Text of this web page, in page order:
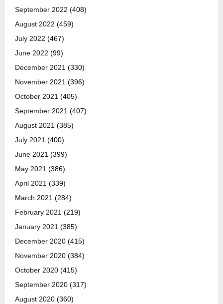
September 2022 (408)
August 2022 (459)
July 2022 (467)
June 2022 (99)
December 2021 (330)
November 2021 (396)
October 2021 (405)
September 2021 (407)
August 2021 (385)
July 2021 (400)
June 2021 (399)
May 2021 (386)
April 2021 (339)
March 2021 (284)
February 2021 (219)
January 2021 (385)
December 2020 (415)
November 2020 (384)
October 2020 (415)
September 2020 (317)
August 2020 (360)